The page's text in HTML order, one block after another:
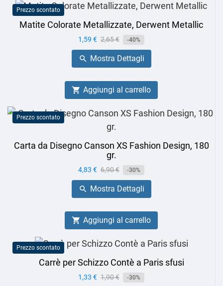
Prezzo scontato
Matite Colorate Metallizzate, Derwent Metallic
Prezzo
1,59 € Prezzo
base
2,65 € -40%
 Mostra Dettagli
 Aggiungi al carrello
Prezzo scontato
Carta da Disegno Canson XS Fashion Design, 180
gr.
Prezzo
4,83 € Prezzo
base
6,90 € -30%
 Mostra Dettagli
 Aggiungi al carrello
Prezzo scontato
Carrè per Schizzo Contè a Paris sfusi
Prezzo
1,33 € Prezzo
1,90 € -30%